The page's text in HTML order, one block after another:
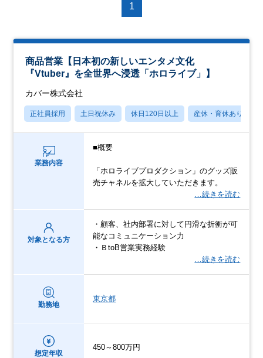
1
商品営業【日本初の新しいエンタメ文化
『Vtuber』を全世界へ浸透「ホロライブ」】
カバー株式会社
正社員採用 土日祝休み 休日120日以上 産休・育休あり
業務内容
■概要
「ホロライブプロダクション」のグッズ販
売チャネルを拡大していただきます。
…続きを読む
対象となる方
・顧客、社内部署に対して円滑な折衝が可
能なコミュニケーション力
・ＢtoB営業実務経験
…続きを読む
勤務地
東京都
想定年収
450～800万円